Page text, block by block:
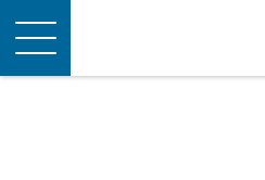
Toggle
navigation